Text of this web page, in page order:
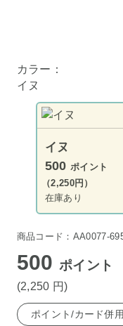
カラー：
イヌ
イヌ
500ポイント
（2,250円）
在庫あり
商品コード：AA0077-
500ポイント
(2,250 円)
ポイント/カード併